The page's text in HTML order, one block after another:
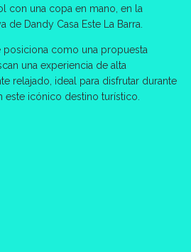
con una copa en mano, en la
de Dandy Casa Este La Barra.
posiciona como una propuesta
una experiencia de alta
relajado, ideal para disfrutar durante
este icónico destino turístico.